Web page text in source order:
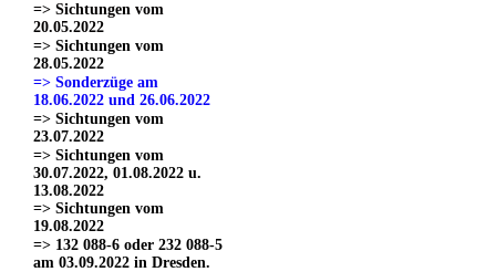
=> Sichtungen vom
20.05.2022
=> Sichtungen vom
28.05.2022
=> Sonderzüge am
18.06.2022 und 26.06.2022
=> Sichtungen vom
23.07.2022
=> Sichtungen vom
30.07.2022, 01.08.2022 u.
13.08.2022
=> Sichtungen vom
19.08.2022
=> 132 088-6 oder 232 088-5
am 03.09.2022 in Dresden.